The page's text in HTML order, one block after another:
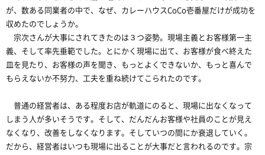
が、数ある同業者の中で、なぜ、カレーハウスCoCo壱番屋だけが成功を
収めたのでしょうか。
宗次さんが大事にされてきたのは３つ姿勢。現場主義とお客様第一主
義、そして率先垂範でした。とにかく現場に出て、お客様が食べ終えた
皿を見たり、お客様の声を聞き、もっとよくできないか、もっと喜んで
もらえないか不努力、工夫を重ね続けてこられたのです。
普通の経営者は、ある程度お店が軌道にのると、現場に出なくなって
しまう人が多いそうです。そして、だんだんお客様や社員のことが見え
なくなり、改善をしなくなります。そしていつの間にか衰退していく。
だから、経営者はいつも現場に出ることが大事だと言われるのです。宗